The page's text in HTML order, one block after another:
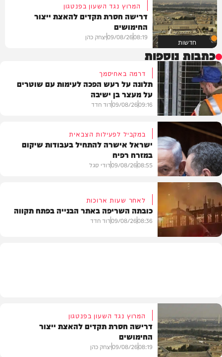
חדשות
המרוץ נגד השעון בפנטגון
דרישה חסרת תקדים להאצת ייצור
החימושים
08:19
09/08/26יצחק כהן
כתבות נוספות
חרדים
דרמה באחיסמך
תלונה על רעש הפכה לעימות עם שוטרים
על מעצר בן ישיבה
09:16
09/08/26דוד חדד
חדשות
במקביל לפעילות הצבאית
ישראל אישרה להתחיל בעבודות שיקום
במזרח רפיח
08:55
09/08/26דודי סגל
לאחר שעות ארוכות
כובתה השריפה באתר הבנייה בפתח תקווה
08:36
09/08/26דוד חדד
המרוץ נגד השעון בפנטגון
דרישה חסרת תקדים להאצת ייצור
החימושים
08:19
09/08/26יצחק כהן